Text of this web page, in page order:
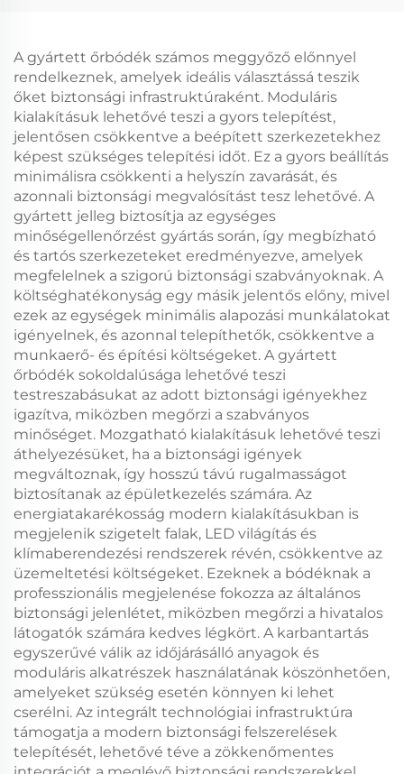
A gyártett őrbódék számos meggyőző előnnyel
rendelkeznek, amelyek ideális választássá teszik
őket biztonsági infrastruktúraként. Moduláris
kialakításuk lehetővé teszi a gyors telepítést,
jelentősen csökkentve a beépített szerkezetekhez
képest szükséges telepítési időt. Ez a gyors beállítás
minimálisra csökkenti a helyszín zavarását, és
azonnali biztonsági megvalósítást tesz lehetővé. A
gyártett jelleg biztosítja az egységes
minőségellenőrzést gyártás során, így megbízható
és tartós szerkezeteket eredményezve, amelyek
megfelelnek a szigorú biztonsági szabványoknak. A
költséghatékonyság egy másik jelentős előny, mivel
ezek az egységek minimális alapozási munkálatokat
igényelnek, és azonnal telepíthetők, csökkentve a
munkaerő- és építési költségeket. A gyártett
őrbódék sokoldalúsága lehetővé teszi
testreszabásukat az adott biztonsági igényekhez
igazítva, miközben megőrzi a szabványos
minőséget. Mozgatható kialakításuk lehetővé teszi
áthelyezésüket, ha a biztonsági igények
megváltoznak, így hosszú távú rugalmasságot
biztosítanak az épületkezelés számára. Az
energiatakarékosság modern kialakításukban is
megjelenik szigetelt falak, LED világítás és
klímaberendezési rendszerek révén, csökkentve az
üzemeltetési költségeket. Ezeknek a bódéknak a
professzionális megjelenése fokozza az általános
biztonsági jelenlétet, miközben megőrzi a hivatalos
látogatók számára kedves légkört. A karbantartás
egyszerűvé válik az időjárásálló anyagok és
moduláris alkatrészek használatának köszönhetően,
amelyeket szükség esetén könnyen ki lehet
cserélni. Az integrált technológiai infrastruktúra
támogatja a modern biztonsági felszerelések
telepítését, lehetővé téve a zökkenőmentes